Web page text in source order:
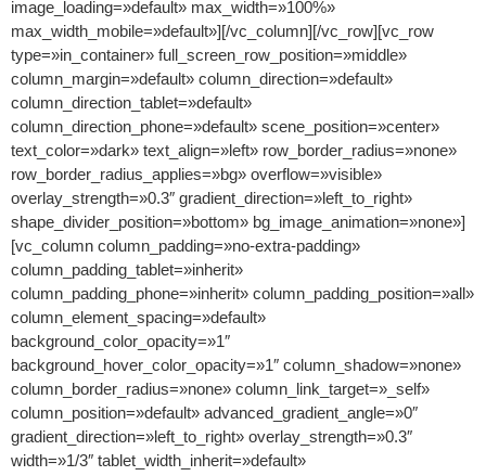
image_loading=»default» max_width=»100%»
max_width_mobile=»default»][/vc_column][/vc_row][vc_row
type=»in_container» full_screen_row_position=»middle»
column_margin=»default» column_direction=»default»
column_direction_tablet=»default»
column_direction_phone=»default» scene_position=»center»
text_color=»dark» text_align=»left» row_border_radius=»none»
row_border_radius_applies=»bg» overflow=»visible»
overlay_strength=»0.3″ gradient_direction=»left_to_right»
shape_divider_position=»bottom» bg_image_animation=»none»]
[vc_column column_padding=»no-extra-padding»
column_padding_tablet=»inherit»
column_padding_phone=»inherit» column_padding_position=»all»
column_element_spacing=»default»
background_color_opacity=»1″
background_hover_color_opacity=»1″ column_shadow=»none»
column_border_radius=»none» column_link_target=»_self»
column_position=»default» advanced_gradient_angle=»0″
gradient_direction=»left_to_right» overlay_strength=»0.3″
width=»1/3″ tablet_width_inherit=»default»